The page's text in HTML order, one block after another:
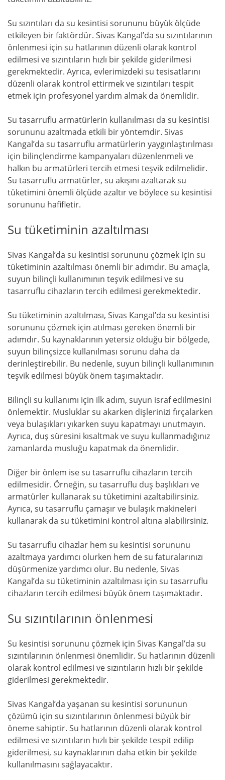
Su sızıntıları da su kesintisi sorununu büyük ölçüde
etkileyen bir faktördür. Sivas Kangal’da su sızıntılarının
önlenmesi için su hatlarının düzenli olarak kontrol
edilmesi ve sızıntıların hızlı bir şekilde giderilmesi
gerekmektedir. Ayrıca, evlerimizdeki su tesisatlarını
düzenli olarak kontrol ettirmek ve sızıntıları tespit
etmek için profesyonel yardım almak da önemlidir.
Su tasarruflu armatürlerin kullanılması da su kesintisi
sorununu azaltmada etkili bir yöntemdir. Sivas
Kangal’da su tasarruflu armatürlerin yaygınlaştırılması
için bilinçlendirme kampanyaları düzenlenmeli ve
halkın bu armatürleri tercih etmesi teşvik edilmelidir.
Su tasarruflu armatürler, su akışını azaltarak su
tüketimini önemli ölçüde azaltır ve böylece su kesintisi
sorununu hafifletir.
Su tüketiminin azaltılması
Sivas Kangal’da su kesintisi sorununu çözmek için su
tüketiminin azaltılması önemli bir adımdır. Bu amaçla,
suyun bilinçli kullanımının teşvik edilmesi ve su
tasarruflu cihazların tercih edilmesi gerekmektedir.
Su tüketiminin azaltılması, Sivas Kangal’da su kesintisi
sorununu çözmek için atılması gereken önemli bir
adımdır. Su kaynaklarının yetersiz olduğu bir bölgede,
suyun bilinçsizce kullanılması sorunu daha da
derinleştirebilir. Bu nedenle, suyun bilinçli kullanımının
teşvik edilmesi büyük önem taşımaktadır.
Bilinçli su kullanımı için ilk adım, suyun israf edilmesini
önlemektir. Musluklar su akarken dişlerinizi fırçalarken
veya bulaşıkları yıkarken suyu kapatmayı unutmayın.
Ayrıca, duş süresini kısaltmak ve suyu kullanmadığınız
zamanlarda musluğu kapatmak da önemlidir.
Diğer bir önlem ise su tasarruflu cihazların tercih
edilmesidir. Örneğin, su tasarruflu duş başlıkları ve
armatürler kullanarak su tüketimini azaltabilirsiniz.
Ayrıca, su tasarruflu çamaşır ve bulaşık makineleri
kullanarak da su tüketimini kontrol altına alabilirsiniz.
Su tasarruflu cihazlar hem su kesintisi sorununu
azaltmaya yardımcı olurken hem de su faturalarınızı
düşürmenize yardımcı olur. Bu nedenle, Sivas
Kangal’da su tüketiminin azaltılması için su tasarruflu
cihazların tercih edilmesi büyük önem taşımaktadır.
Su sızıntılarının önlenmesi
Su kesintisi sorununu çözmek için Sivas Kangal’da su
sızıntılarının önlenmesi önemlidir. Su hatlarının düzenli
olarak kontrol edilmesi ve sızıntıların hızlı bir şekilde
giderilmesi gerekmektedir.
Sivas Kangal’da yaşanan su kesintisi sorununun
çözümü için su sızıntılarının önlenmesi büyük bir
öneme sahiptir. Su hatlarının düzenli olarak kontrol
edilmesi ve sızıntıların hızlı bir şekilde tespit edilip
giderilmesi, su kaynaklarının daha etkin bir şekilde
kullanılmasını sağlayacaktır.